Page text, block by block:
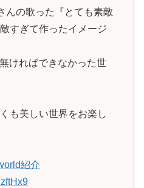
んの歌った『とても素敵
すぎて作ったイメージ
ければできなかった世
も美しい世界をお楽し
紹介